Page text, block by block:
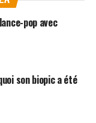
« Born This
Engagé). La
pop avec
son biopic a été